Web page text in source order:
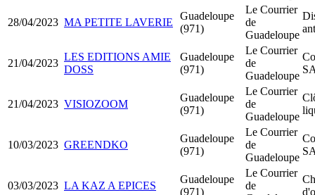
28/04/2023 MA PETITE LAVERIE
Guadeloupe
(971)
Le Courrier
de
Guadeloupe
21/04/2023
LES EDITIONS AMIE
DOSS
Guadeloupe
(971)
Le Courrier
de
Guadeloupe
21/04/2023 VISIOZOOM
Guadeloupe
(971)
Le Courrier
de
Guadeloupe
10/03/2023 GREENDKO
Guadeloupe
(971)
Le Courrier
de
Guadeloupe
03/03/2023 LA KAZ A EPICES
Guadeloupe
(971)
Le Courrier
de